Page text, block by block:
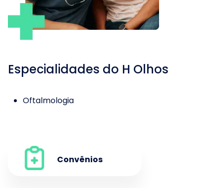
Especialidades do H Olhos
Oftalmologia
Convênios